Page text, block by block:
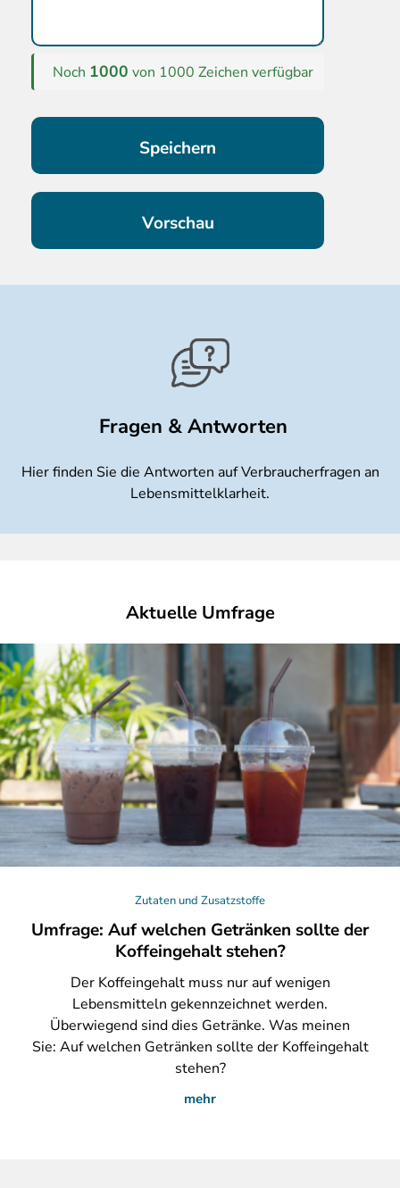
Noch 1000 von 1000 Zeichen verfügbar
Fragen & Antworten
Hier finden Sie die Antworten auf Verbraucherfragen an
Lebensmittelklarheit.
Aktuelle Umfrage
Zutaten und Zusatzstoffe
Umfrage: Auf welchen Getränken sollte der
Koffeingehalt stehen?
DerKoffeingehalt muss nur auf wenigen
Lebensmitteln gekennzeichnet werden.
Überwiegend sind dies Getränke. Was meinen
Sie: Auf welchen Getränken sollte der Koffeingehalt
stehen?
mehr